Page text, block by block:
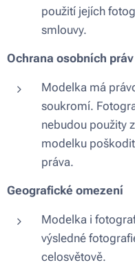
použití jejích
smlouvy.
Ochrana osobních práv
Modelka má
soukromí.
nebudou použity
modelku
práva.
Geografické omezení
Modelka i
výsledné
celosvětově.